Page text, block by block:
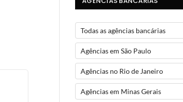
Todas as agências bancárias
Agências em São Paulo
Agências no Rio de Janeiro
Agências em Minas Gerais